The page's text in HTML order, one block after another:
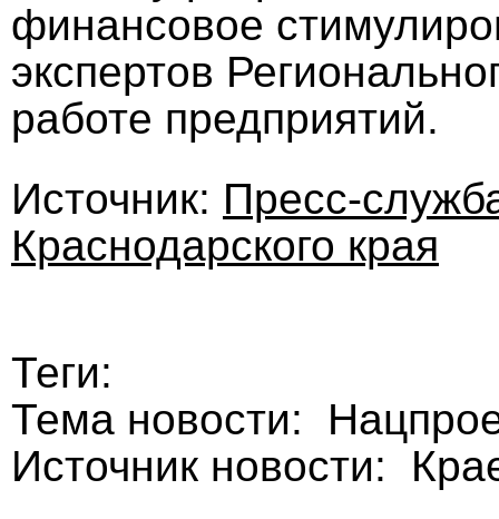
финансовое
экспертов
работе предприятий.
Источник: Пресс-
Краснодарского края
Теги:
Тема новости:
Источник новости: